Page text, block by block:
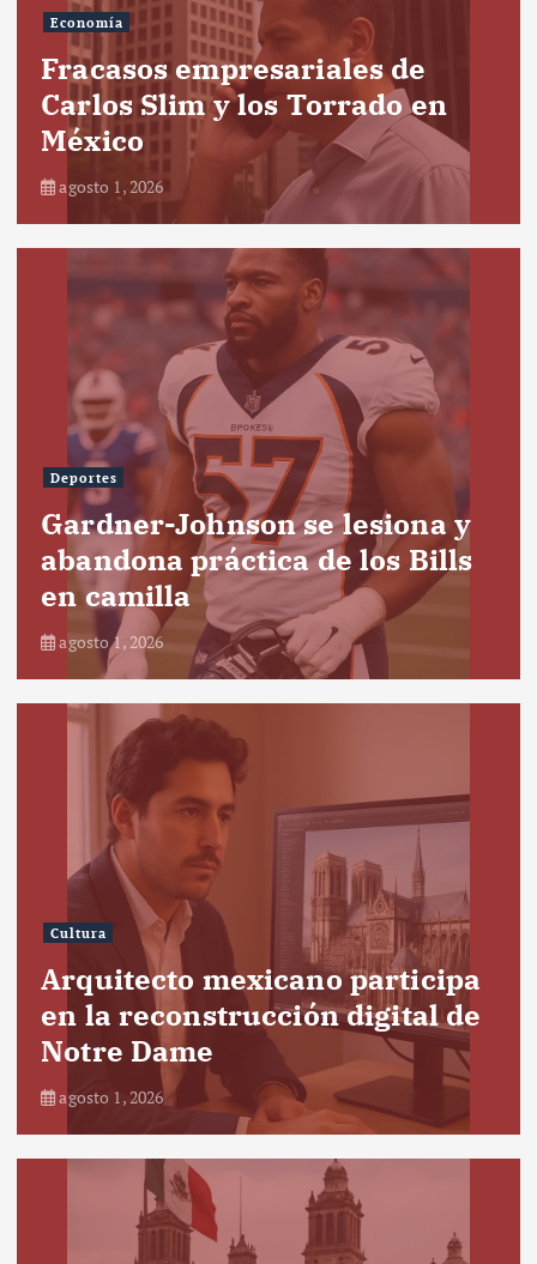
Economía
Fracasos empresariales de
Carlos Slim y los Torrado en
México
agosto 1, 2026
Deportes
Gardner-Johnson se lesiona y
abandona práctica de los Bills
en camilla
agosto 1, 2026
Cultura
Arquitecto mexicano participa
en la reconstrucción digital de
Notre Dame
agosto 1, 2026